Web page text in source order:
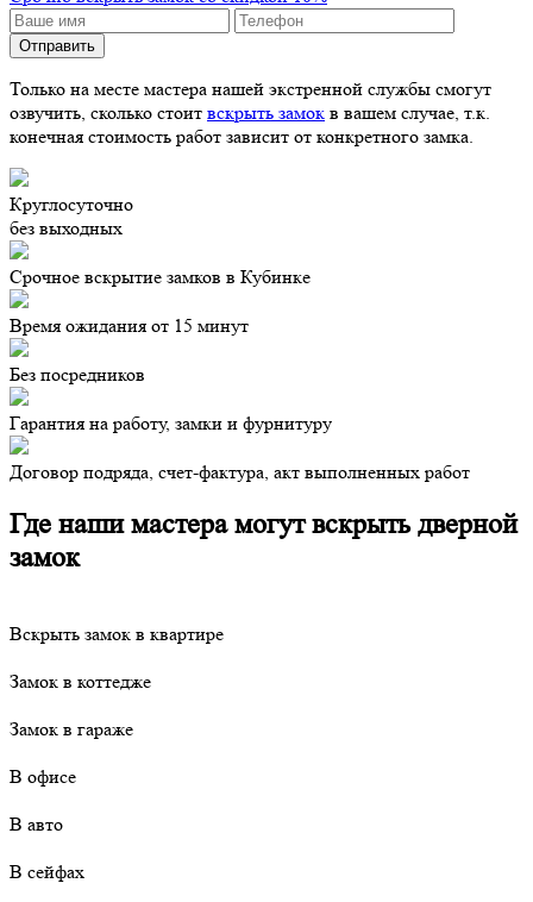
Только на месте мастера нашей экстренной службы смогут
озвучить, сколько стоит вскрыть замок в вашем случае, т.к.
конечная стоимость работ зависит от конкретного замка.
Круглосуточно
без выходных
Срочное вскрытие замков в Кубинке
Время ожидания от 15 минут
Без посредников
Гарантия на работу, замки и фурнитуру
Договор подряда, счет-фактура, акт выполненных работ
Где наши мастера могут вскрыть дверной
замок
Вскрыть замок в квартире
Замок в коттедже
Замок в гараже
В офисе
В авто
В сейфах